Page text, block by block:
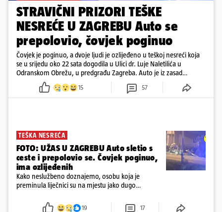
STRAVIČNI PRIZORI TEŠKE
NESREĆE U ZAGREBU Auto se
prepolovio, čovjek poginuo
Čovjek je poginuo, a dvoje ljudi je ozlijeđeno u teškoj nesreći koja
se u srijedu oko 22 sata dogodila u Ulici dr. Luje Naletilića u
Odranskom Obrežu, u predgrađu Zagreba. Auto je iz zasad
neutvrđenih razloga sletio s kolnika, a od siline udara vozilo se
prepolovilo.
15 57
TEŠKA NESREĆA
FOTO: UŽAS U ZAGREBU Auto sletio s
ceste i prepolovio se. Čovjek poginuo,
ima ozlijeđenih
Kako neslužbeno doznajemo, osobu koja je
preminula liječnici su na mjestu jako dugo
19 17